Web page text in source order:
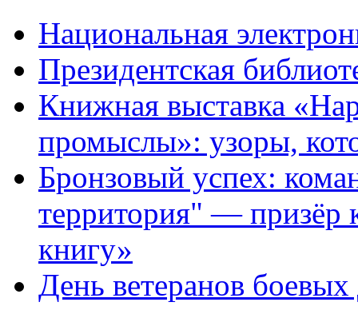
Национальная
Президентская
Книжная выставка
промыслы»: узоры,
Бронзовый успех:
территория" — призёр
книгу»
День ветеранов